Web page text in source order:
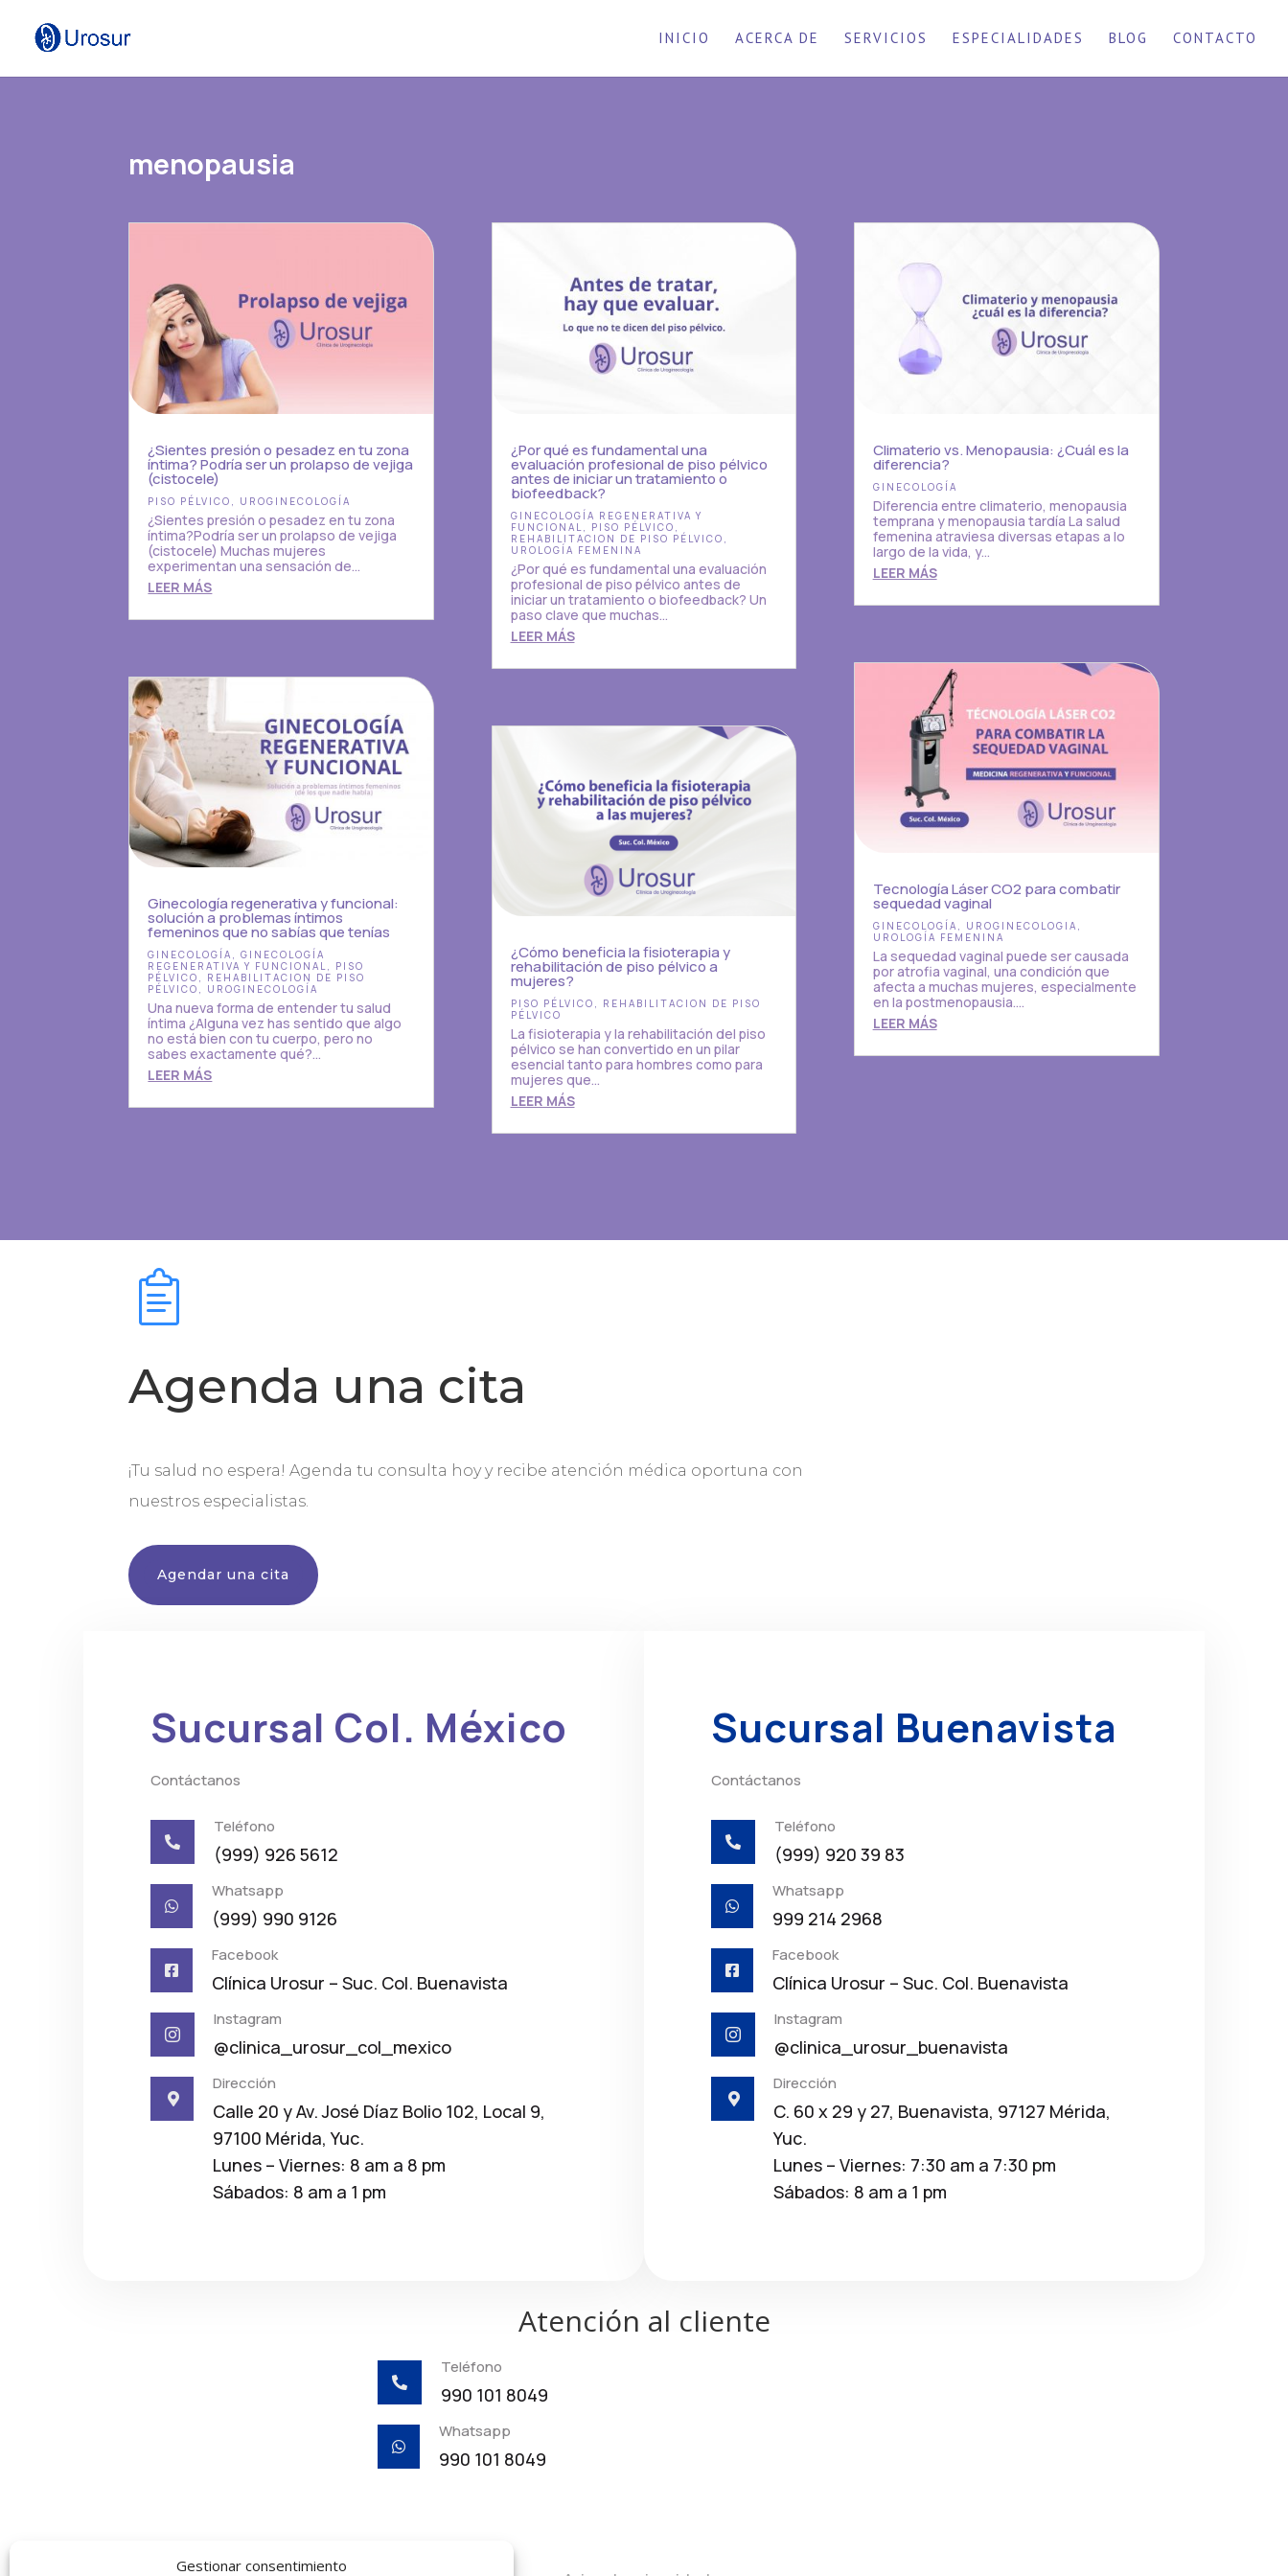
Gestionar consentimiento
INICIO ACERCA DE SERVICIOS ESPECIALIDADES BLOG CONTACTO
menopausia
¿Sientes presión o pesadez en tu zona
íntima? Podría ser un prolapso de vejiga
(cistocele)
PISO PÉLVICO UROGINECOLOGÍA
¿Sientes presión o pesadez en tu zona
íntima?Podría ser un prolapso de vejiga
(cistocele) Muchas mujeres
experimentan una sensación de...
LEER MÁS
Ginecología regenerativa y funcional:
solución a problemas íntimos
femeninos que no sabías que tenías
GINECOLOGÍA ,GINECOLOGÍA
REGENERATIVA Y FUNCIONAL, PISO
PÉLVICO , REHABILITACION DE PISO
PÉLVICO , UROGINECOLOGÍA
Una nueva forma de entender tu salud
íntima ¿Alguna vez has sentido que algo
no está bien con tu cuerpo, pero no
sabes exactamente qué?...
LEER MÁS
¿Por qué es fundamental una
evaluación profesional de piso pélvico
antes de iniciar un tratamiento o
biofeedback?
GINECOLOGÍA REGENERATIVA Y
FUNCIONAL
PISO PÉLVICO
REHABILITACION DE PISO PÉLVICO
UROLOGÍA FEMENINA
¿Por qué es fundamental una evaluación
profesional de piso pélvico antes de
iniciar un tratamiento o biofeedback? Un
paso clave que muchas...
LEER MÁS
¿Cómo beneficia la fisioterapia y
rehabilitación de piso pélvico a
mujeres?
PISO PÉLVICO , REHABILITACION DE PISO
PÉLVICO
La fisioterapia y la rehabilitación del piso
pélvico se han convertido en un pilar
esencial tanto para hombres como para
mujeres que...
LEER MÁS
Climaterio vs. Menopausia: ¿Cuál es la
diferencia?
GINECOLOGÍA
Diferencia entre climaterio, menopausia
temprana y menopausia tardía La salud
femenina atraviesa diversas etapas a lo
largo de la vida, y...
LEER MÁS
Tecnología Láser CO2 para combatir
sequedad vaginal
GINECOLOGÍA , UROGINECOLOGIA ,
UROLOGÍA FEMENINA
La sequedad vaginal puede ser causada
por atrofia vaginal, una condición que
afecta a muchas mujeres, especialmente
en la postmenopausia....
LEER MÁS
Agenda una cita
¡Tu salud no espera! Agenda tu consulta hoy y recibe atención médica oportuna con
nuestros especialistas.
Agendar una cita
Sucursal Col. México
Contáctanos

Teléfono
(999) 926 5612

Whatsapp
(999) 990 9126

Facebook
Clínica Urosur – Suc. Col. Buenavista

Instagram
@clinica_urosur_col_mexico

Dirección
Calle 20 y Av. José Díaz Bolio 102, Local 9,
97100 Mérida, Yuc.
Lunes – Viernes: 8 am a 8 pm
Sábados: 8 am a 1 pm
Sucursal Buenavista
Contáctanos

Teléfono
(999) 920 39 83

Whatsapp
999 214 2968

Facebook
Clínica Urosur – Suc. Col. Buenavista

Instagram
@clinica_urosur_buenavista

Dirección
C. 60 x 29 y 27, Buenavista, 97127 Mérida,
Yuc.
Lunes – Viernes: 7:30 am a 7:30 pm
Sábados: 8 am a 1 pm
Atención al cliente

Teléfono
990 101 8049

Whatsapp
990 101 8049